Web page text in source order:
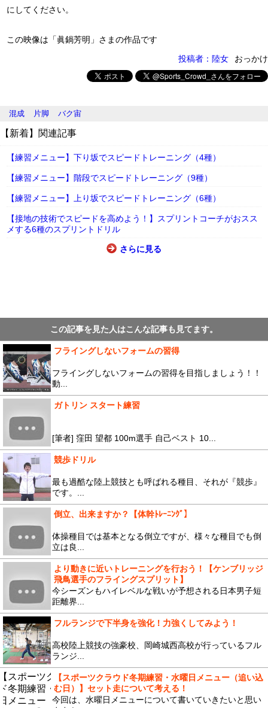
にしてください。
この映像は「眞鍋芳明」さまの作品です
投稿者：陸女
おっかけ
混成 片脚 バク宙
【新着】関連記事
【練習メニュー】下り坂でスピードトレーニング（4種）
【練習メニュー】階段でスピードトレーニング（9種）
【練習メニュー】上り坂でスピードトレーニング（6種）
【接地の技術でスピードを高めよう！】スプリントコーチがおスス
メする6種のスプリントドリル
さらに見る
この記事を見た人はこんな記事も見てます。
フライングしないフォームの習得
フライングしないフォームの習得を目指しましょう！！
動...
ガトリン スタート練習
[筆者] 窪田 望都 100m選手 自己ベスト 10...
競歩ドリル
最も過酷な陸上競技とも呼ばれる種目、それが『競歩』
です。...
倒立、出来ますか？【体幹ﾄﾚｰﾆﾝｸﾞ】
体操種目では基本となる倒立ですが、様々な種目でも倒
立は良...
より動きに近いトレーニングを行おう！【ケンブリッジ
飛鳥選手のフライングスプリット】
今シーズンもハイレベルな戦いが予想される日本男子短
距離界...
フルランジで下半身を強化！力強くしてみよう！
高校陸上競技の強豪校、岡崎城西高校が行っているフル
ランジ...
【スポーツクラウド冬期練習・水曜日メニュー（追い込
む日）】セット走について考える！
今回は、水曜日メニューについて書いていきたいと思い